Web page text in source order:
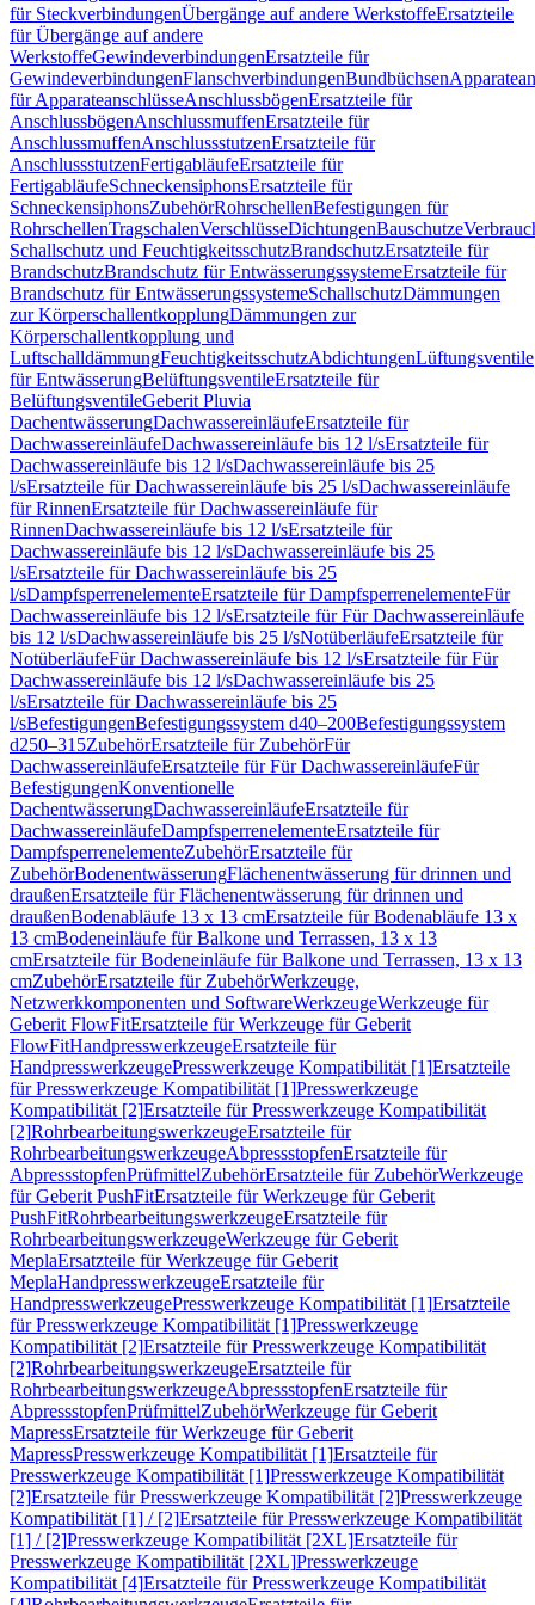
für SteckverbindungenÜbergänge auf andere WerkstoffeErsatzteile
für Übergänge auf andere
WerkstoffeGewindeverbindungenErsatzteile für
GewindeverbindungenFlanschverbindungenBundbüchsen
für ApparateanschlüsseAnschlussbögenErsatzteile für
AnschlussbögenAnschlussmuffenErsatzteile für
AnschlussmuffenAnschlussstutzenErsatzteile für
AnschlussstutzenFertigabläufeErsatzteile für
FertigabläufeSchneckensiphonsErsatzteile für
SchneckensiphonsZubehörRohrschellenBefestigungen für
RohrschellenTragschalenVerschlüsseDichtungenBauschutze
Schallschutz und FeuchtigkeitsschutzBrandschutzErsatzteile für
BrandschutzBrandschutz für EntwässerungssystemeErsatzteile für
Brandschutz für EntwässerungssystemeSchallschutzDämmungen
zur KörperschallentkopplungDämmungen zur
Körperschallentkopplung und
LuftschalldämmungFeuchtigkeitsschutzAbdichtungenLüftungsventile
für EntwässerungBelüftungsventileErsatzteile für
BelüftungsventileGeberit Pluvia
DachentwässerungDachwassereinläufeErsatzteile für
DachwassereinläufeDachwassereinläufe bis 12 l/sErsatzteile für
Dachwassereinläufe bis 12 l/sDachwassereinläufe bis 25
l/sErsatzteile für Dachwassereinläufe bis 25 l/sDachwassereinläufe
für RinnenErsatzteile für Dachwassereinläufe für
RinnenDachwassereinläufe bis 12 l/sErsatzteile für
Dachwassereinläufe bis 12 l/sDachwassereinläufe bis 25
l/sErsatzteile für Dachwassereinläufe bis 25
l/sDampfsperrenelementeErsatzteile für DampfsperrenelementeFür
Dachwassereinläufe bis 12 l/sErsatzteile für Für Dachwassereinläufe
bis 12 l/sDachwassereinläufe bis 25 l/sNotüberläufeErsatzteile für
NotüberläufeFür Dachwassereinläufe bis 12 l/sErsatzteile für Für
Dachwassereinläufe bis 12 l/sDachwassereinläufe bis 25
l/sErsatzteile für Dachwassereinläufe bis 25
l/sBefestigungenBefestigungssystem d40–200Befestigungssystem
d250–315ZubehörErsatzteile für ZubehörFür
DachwassereinläufeErsatzteile für Für DachwassereinläufeFür
BefestigungenKonventionelle
DachentwässerungDachwassereinläufeErsatzteile für
DachwassereinläufeDampfsperrenelementeErsatzteile für
DampfsperrenelementeZubehörErsatzteile für
ZubehörBodenentwässerungFlächenentwässerung für drinnen und
draußenErsatzteile für Flächenentwässerung für drinnen und
draußenBodenabläufe 13 x 13 cmErsatzteile für Bodenabläufe 13 x
13 cmBodeneinläufe für Balkone und Terrassen, 13 x 13
cmErsatzteile für Bodeneinläufe für Balkone und Terrassen, 13 x 13
cmZubehörErsatzteile für ZubehörWerkzeuge,
Netzwerkkomponenten und SoftwareWerkzeugeWerkzeuge für
Geberit FlowFitErsatzteile für Werkzeuge für Geberit
FlowFitHandpresswerkzeugeErsatzteile für
HandpresswerkzeugePresswerkzeuge Kompatibilität [1]Ersatzteile
für Presswerkzeuge Kompatibilität [1]Presswerkzeuge
Kompatibilität [2]Ersatzteile für Presswerkzeuge Kompatibilität
[2]RohrbearbeitungswerkzeugeErsatzteile für
RohrbearbeitungswerkzeugeAbpressstopfenErsatzteile für
AbpressstopfenPrüfmittelZubehörErsatzteile für ZubehörWerkzeuge
für Geberit PushFitErsatzteile für Werkzeuge für Geberit
PushFitRohrbearbeitungswerkzeugeErsatzteile für
RohrbearbeitungswerkzeugeWerkzeuge für Geberit
MeplaErsatzteile für Werkzeuge für Geberit
MeplaHandpresswerkzeugeErsatzteile für
HandpresswerkzeugePresswerkzeuge Kompatibilität [1]Ersatzteile
für Presswerkzeuge Kompatibilität [1]Presswerkzeuge
Kompatibilität [2]Ersatzteile für Presswerkzeuge Kompatibilität
[2]RohrbearbeitungswerkzeugeErsatzteile für
RohrbearbeitungswerkzeugeAbpressstopfenErsatzteile für
AbpressstopfenPrüfmittelZubehörWerkzeuge für Geberit
MapressErsatzteile für Werkzeuge für Geberit
MapressPresswerkzeuge Kompatibilität [1]Ersatzteile für
Presswerkzeuge Kompatibilität [1]Presswerkzeuge Kompatibilität
[2]Ersatzteile für Presswerkzeuge Kompatibilität [2]Presswerkzeuge
Kompatibilität [1] / [2]Ersatzteile für Presswerkzeuge Kompatibilität
[1] / [2]Presswerkzeuge Kompatibilität [2XL]Ersatzteile für
Presswerkzeuge Kompatibilität [2XL]Presswerkzeuge
Kompatibilität [4]Ersatzteile für Presswerkzeuge Kompatibilität